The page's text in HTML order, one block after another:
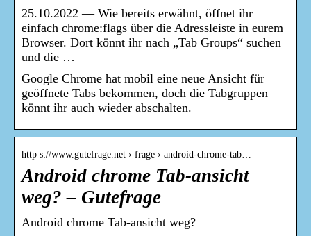
25.10.2022 — Wie bereits erwähnt, öffnet ihr
einfach chrome:flags über die Adressleiste in eurem
Browser. Dort könnt ihr nach „Tab Groups“ suchen
und die …
Google Chrome hat mobil eine neue Ansicht für
geöffnete Tabs bekommen, doch die Tabgruppen
könnt ihr auch wieder abschalten.
http s://www.gutefrage.net › frage › android-chrome-tab…
Android chrome Tab-ansicht
weg? – Gutefrage
Android chrome Tab-ansicht weg?